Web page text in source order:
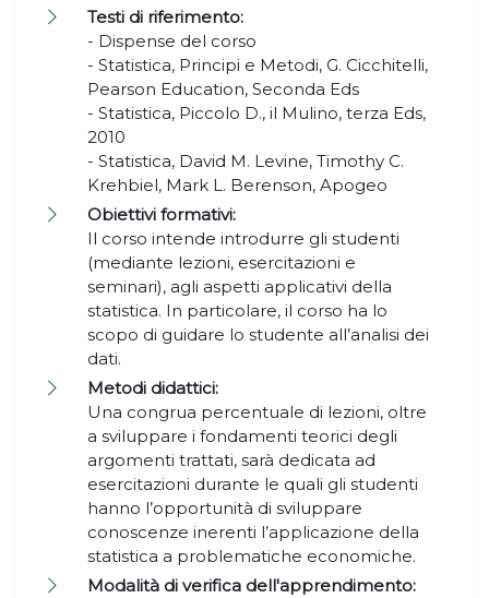
Testi di riferimento:
- Dispense del corso
- Statistica, Principi e Metodi, G. Cicchitelli,
Pearson Education, Seconda Eds
- Statistica, Piccolo D., il Mulino, terza Eds,
2010
- Statistica, David M. Levine, Timothy C.
Krehbiel, Mark L. Berenson, Apogeo
Obiettivi formativi:
Il corso intende introdurre gli studenti
(mediante lezioni, esercitazioni e
seminari), agli aspetti applicativi della
statistica. In particolare, il corso ha lo
scopo di guidare lo studente all’analisi dei
dati.
Metodi didattici:
Una congrua percentuale di lezioni, oltre
a sviluppare i fondamenti teorici degli
argomenti trattati, sarà dedicata ad
esercitazioni durante le quali gli studenti
hanno l’opportunità di sviluppare
conoscenze inerenti l’applicazione della
statistica a problematiche economiche.
Modalità di verifica dell'apprendimento: